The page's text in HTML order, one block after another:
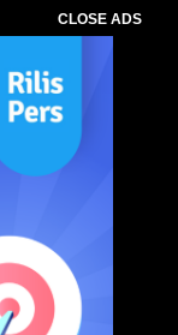
CLOSE ADS